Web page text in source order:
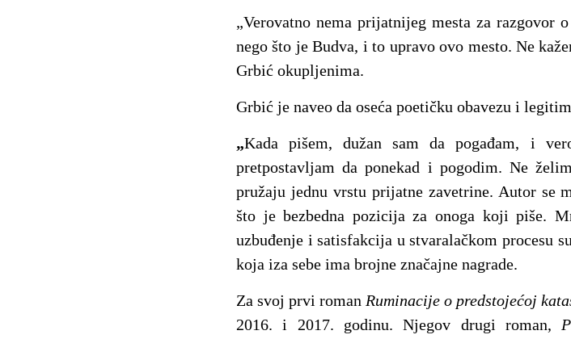
„Verovatno nema prijatnijeg mesta za razgovor
nego što je Budva, i to upravo ovo mesto. Ne
Grbić okupljenima.
Grbić je naveo da oseća poetičku obavezu i
„Kada pišem, dužan sam da pogađam, i
pretpostavljam da ponekad i pogodim. Ne
pružaju jednu vrstu prijatne zavetrine. Autor se
što je bezbedna pozicija za onoga koji piše.
uzbuđenje i satisfakcija u stvaralačkom procesu
koja iza sebe ima brojne značajne nagrade.
Za svoj prvi roman Ruminacije o predstojećoj
2016. i 2017. godinu. Njegov drugi roman,